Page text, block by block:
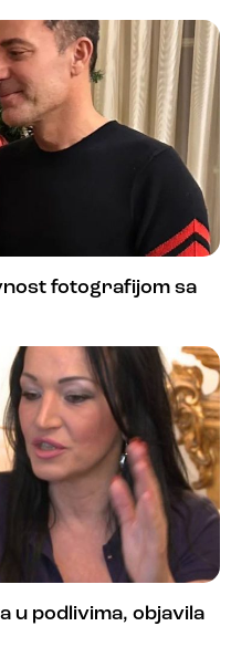
fotografijom sa
u podlivima, objavila